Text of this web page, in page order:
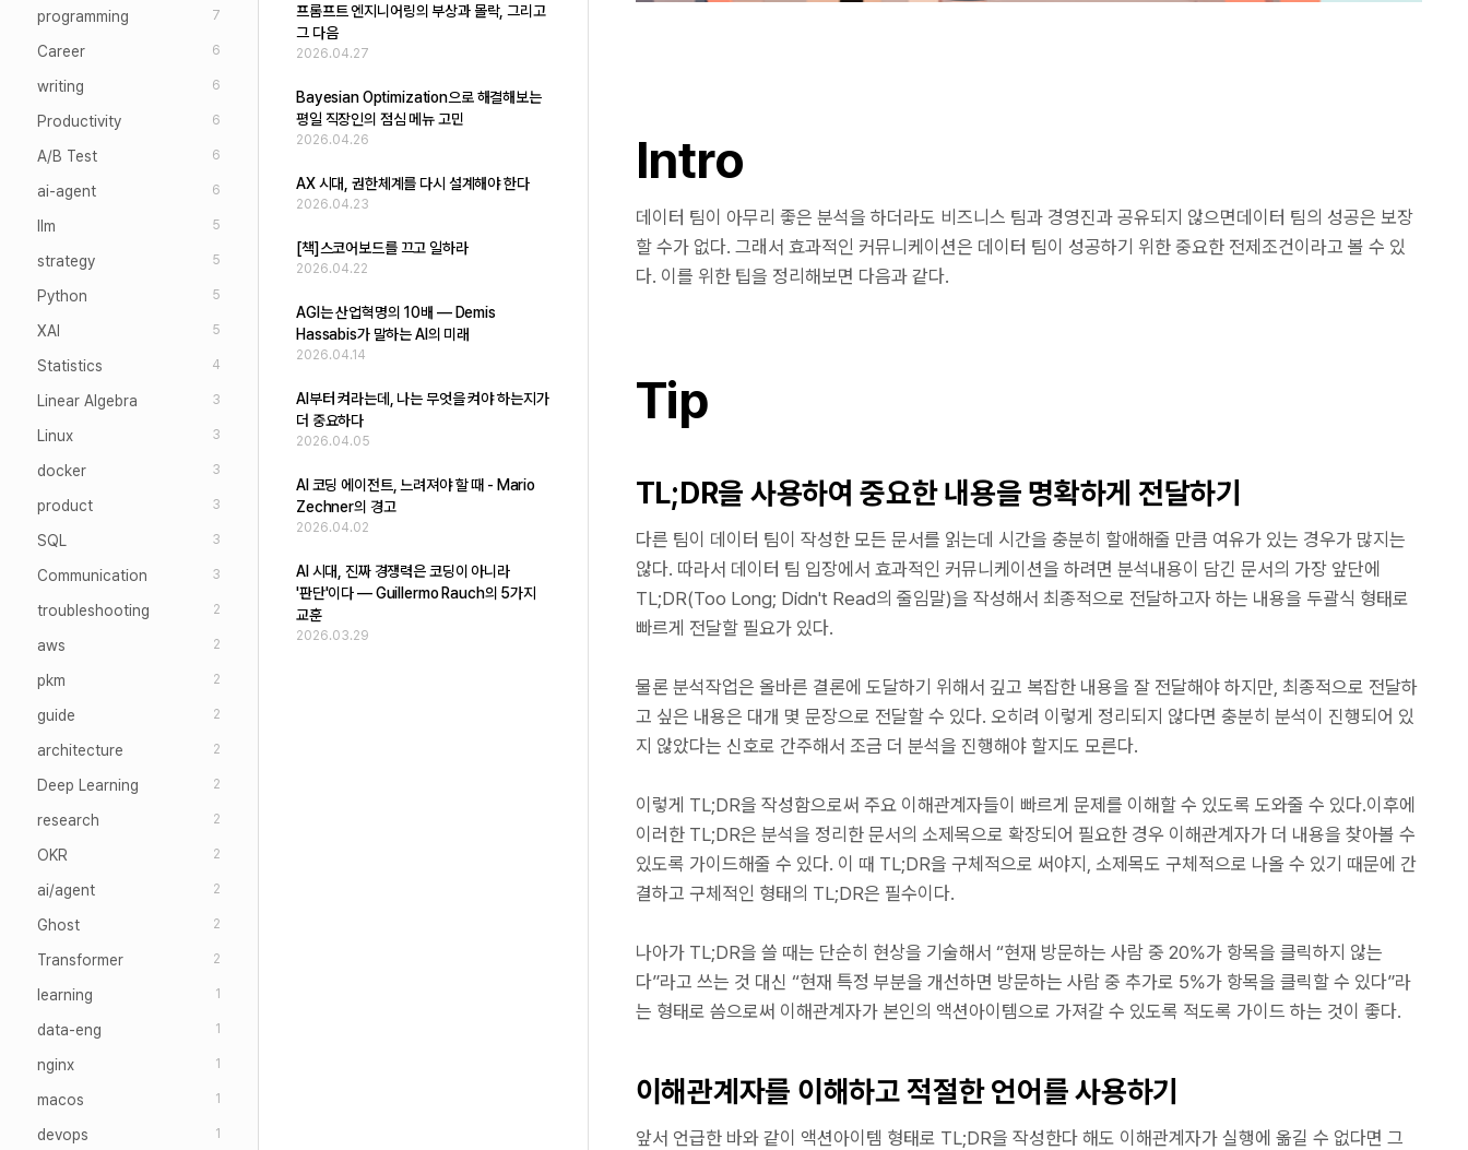
programming 7
Career 6
writing 6
Productivity 6
A/B Test 6
ai-agent 6
llm 5
strategy 5
Python 5
XAI 5
Statistics 4
Linear Algebra 3
Linux 3
docker 3
product 3
SQL 3
Communication 3
troubleshooting 2
aws 2
pkm 2
guide 2
architecture 2
Deep Learning 2
research 2
OKR 2
ai/agent 2
Ghost 2
Transformer 2
learning 1
data-eng 1
nginx 1
macos 1
devops 1
프롬프트 엔지니어링의 부상과 몰락, 그리고
그 다음
2026.04.27
Bayesian Optimization으로 해결해보는
평일 직장인의 점심 메뉴 고민
2026.04.26
AX 시대, 권한체계를 다시 설계해야 한다
2026.04.23
[책]스코어보드를 끄고 일하라
2026.04.22
AGI는 산업혁명의 10배 — Demis
Hassabis가 말하는 AI의 미래
2026.04.14
AI부터 켜라는데, 나는 무엇을 켜야 하는지가
더 중요하다
2026.04.05
AI 코딩 에이전트, 느려져야 할 때 - Mario
Zechner의 경고
2026.04.02
AI 시대, 진짜 경쟁력은 코딩이 아니라
'판단'이다 — Guillermo Rauch의 5가지
교훈
2026.03.29
Intro
데이터 팀이 아무리 좋은 분석을 하더라도 비즈니스 팀과 경영진과 공유되지 않으면데이터 팀의 성공은 보장
할 수가 없다. 그래서 효과적인 커뮤니케이션은 데이터 팀이 성공하기 위한 중요한 전제조건이라고 볼 수 있
다. 이를 위한 팁을 정리해보면 다음과 같다.
Tip
TL;DR을 사용하여 중요한 내용을 명확하게 전달하기
다른 팀이 데이터 팀이 작성한 모든 문서를 읽는데 시간을 충분히 할애해줄 만큼 여유가 있는 경우가 많지는
않다. 따라서 데이터 팀 입장에서 효과적인 커뮤니케이션을 하려면 분석내용이 담긴 문서의 가장 앞단에
TL;DR(Too Long; Didn't Read의 줄임말)을 작성해서 최종적으로 전달하고자 하는 내용을 두괄식 형태로
빠르게 전달할 필요가 있다.
물론 분석작업은 올바른 결론에 도달하기 위해서 깊고 복잡한 내용을 잘 전달해야 하지만, 최종적으로 전달하
고 싶은 내용은 대개 몇 문장으로 전달할 수 있다. 오히려 이렇게 정리되지 않다면 충분히 분석이 진행되어 있
지 않았다는 신호로 간주해서 조금 더 분석을 진행해야 할지도 모른다.
이렇게 TL;DR을 작성함으로써 주요 이해관계자들이 빠르게 문제를 이해할 수 있도록 도와줄 수 있다.이후에
이러한 TL;DR은 분석을 정리한 문서의 소제목으로 확장되어 필요한 경우 이해관계자가 더 내용을 찾아볼 수
있도록 가이드해줄 수 있다. 이 때 TL;DR을 구체적으로 써야지, 소제목도 구체적으로 나올 수 있기 때문에 간
결하고 구체적인 형태의 TL;DR은 필수이다.
나아가 TL;DR을 쓸 때는 단순히 현상을 기술해서 “현재 방문하는 사람 중 20%가 항목을 클릭하지 않는
다”라고 쓰는 것 대신 “현재 특정 부분을 개선하면 방문하는 사람 중 추가로 5%가 항목을 클릭할 수 있다”라
는 형태로 씀으로써 이해관계자가 본인의 액션아이템으로 가져갈 수 있도록 적도록 가이드 하는 것이 좋다.
이해관계자를 이해하고 적절한 언어를 사용하기
앞서 언급한 바와 같이 액션아이템 형태로 TL;DR을 작성한다 해도 이해관계자가 실행에 옮길 수 없다면 그